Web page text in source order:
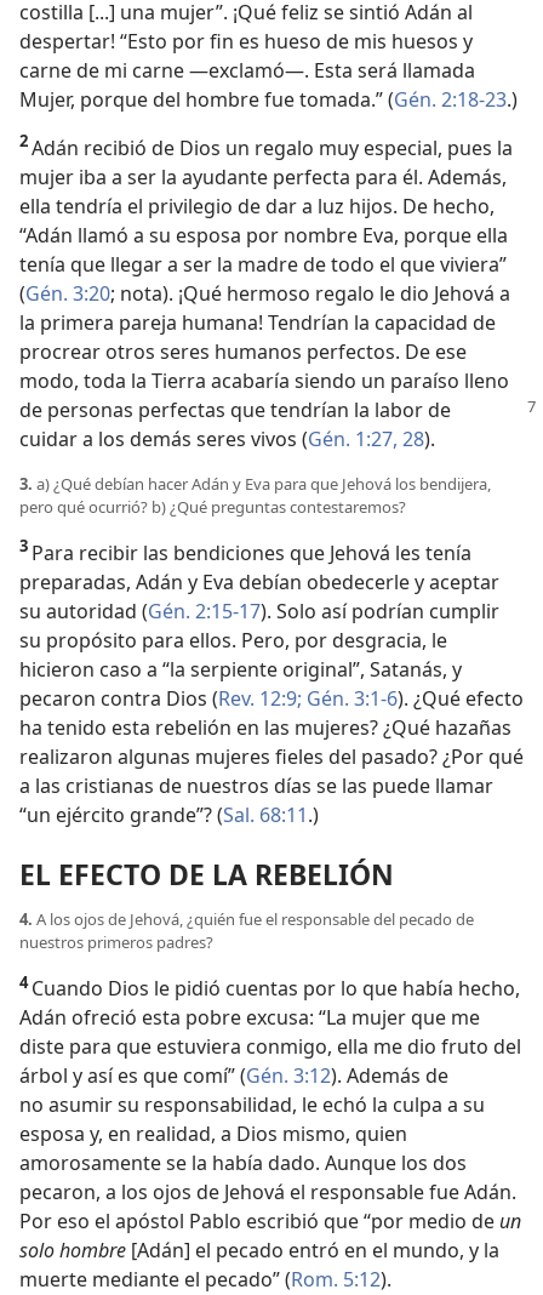
costilla [...] una mujer”. ¡Qué feliz se sintió Adán al
despertar! “Esto por fin es hueso de mis huesos y
carne de mi carne —exclamó—. Esta será llamada
Mujer, porque del hombre fue tomada.” (Gén. 2:18-23.)
2Adán recibió de Dios un regalo muy especial, pues la
mujer iba a ser la ayudante perfecta para él. Además,
ella tendría el privilegio de dar a luz hijos. De hecho,
“Adán llamó a su esposa por nombre Eva, porque ella
tenía que llegar a ser la madre de todo el que viviera”
(Gén. 3:20; nota). ¡Qué hermoso regalo le dio Jehová a
la primera pareja humana! Tendrían la capacidad de
procrear otros seres humanos perfectos. De ese
modo, toda la Tierra acabaría siendo un paraíso lleno
de personas perfectas que tendrían la labor de
cuidar a los demás seres vivos (Gén. 1:27, 28).
3. a) ¿Qué debían hacer Adán y Eva para que Jehová los bendijera,
pero qué ocurrió? b) ¿Qué preguntas contestaremos?
3 Para recibir las bendiciones que Jehová les tenía
preparadas, Adán y Eva debían obedecerle y aceptar
su autoridad (Gén. 2:15-17). Solo así podrían cumplir
su propósito para ellos. Pero, por desgracia, le
hicieron caso a “la serpiente original”, Satanás, y
pecaron contra Dios (Rev. 12:9; Gén. 3:1-6). ¿Qué efecto
ha tenido esta rebelión en las mujeres? ¿Qué hazañas
realizaron algunas mujeres fieles del pasado? ¿Por qué
a las cristianas de nuestros días se las puede llamar
“un ejército grande”? (Sal. 68:11.)
EL EFECTO DE LA REBELIÓN
4. A los ojos de Jehová, ¿quién fue el responsable del pecado de
nuestros primeros padres?
4Cuando Dios le pidió cuentas por lo que había hecho,
Adán ofreció esta pobre excusa: “La mujer que me
diste para que estuviera conmigo, ella me dio fruto del
árbol y así es que comí” (Gén. 3:12). Además de
no asumir su responsabilidad, le echó la culpa a su
esposa y, en realidad, a Dios mismo, quien
amorosamente se la había dado. Aunque los dos
pecaron, a los ojos de Jehová el responsable fue Adán.
Por eso el apóstol Pablo escribió que “por medio de un
solo hombre [Adán] el pecado entró en el mundo, y la
muerte mediante el pecado” (Rom. 5:12).